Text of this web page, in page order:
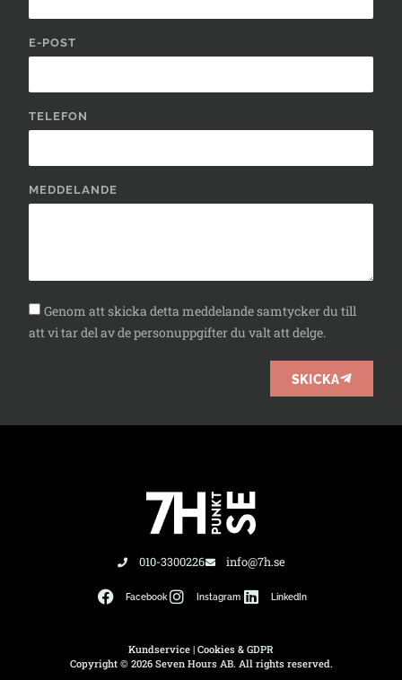
E-POST
TELEFON
MEDDELANDE
Genom att skicka detta meddelande samtycker du till
att vi tar del av de personuppgifter du valt att delge.
SKICKA
010-3300226 info@7h.se
Facebook Instagram LinkedIn
Kundservice | Cookies & GDPR
Copyright © 2026 Seven Hours AB. All rights reserved.